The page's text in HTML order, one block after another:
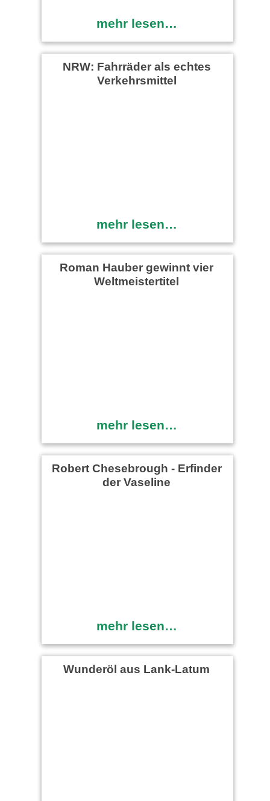
mehr lesen…
NRW: Fahrräder als echtes
Verkehrsmittel
mehr lesen…
Roman Hauber gewinnt vier
Weltmeistertitel
mehr lesen…
Robert Chesebrough - Erfinder
der Vaseline
mehr lesen…
Wunderöl aus Lank-Latum